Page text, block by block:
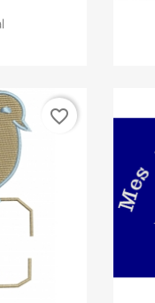
favorite_border